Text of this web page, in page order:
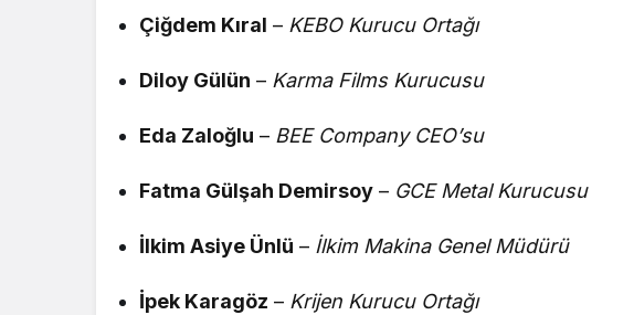
Çiğdem Kıral – KEBO Kurucu Ortağı
Diloy Gülün – Karma Films Kurucusu
Eda Zaloğlu – BEE Company CEO’su
Fatma Gülşah Demirsoy – GCE Metal Kurucusu
İlkim Asiye Ünlü – İlkim Makina Genel Müdürü
İpek Karagöz – Krijen Kurucu Ortağı